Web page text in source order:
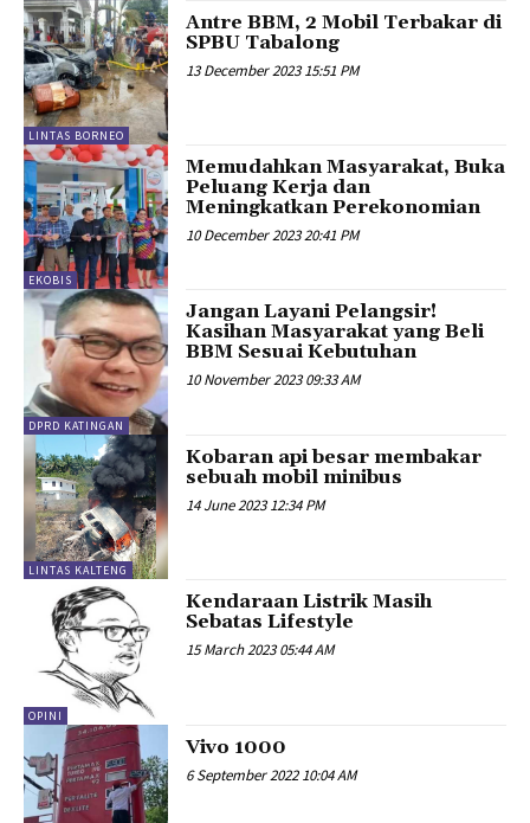
LINTAS BORNEO
Antre BBM, 2 Mobil Terbakar di
SPBU Tabalong
13 December 2023 15:51 PM
EKOBIS
Memudahkan Masyarakat, Buka
Peluang Kerja dan
Meningkatkan Perekonomian
10 December 2023 20:41 PM
DPRD KATINGAN
Jangan Layani Pelangsir!
Kasihan Masyarakat yang Beli
BBM Sesuai Kebutuhan
10 November 2023 09:33 AM
LINTAS KALTENG
Kobaran api besar membakar
sebuah mobil minibus
14 June 2023 12:34 PM
OPINI
Kendaraan Listrik Masih
Sebatas Lifestyle
15 March 2023 05:44 AM
Vivo 1000
6 September 2022 10:04 AM